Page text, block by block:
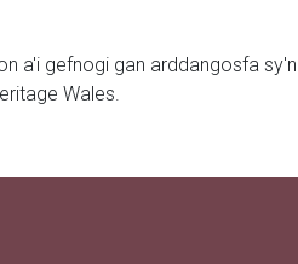
a'i gefnogi gan arddangosfa
Wales.